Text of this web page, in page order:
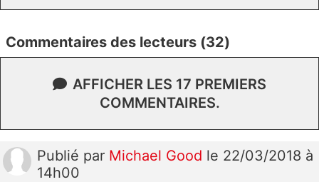
Commentaires des lecteurs (32)
AFFICHER LES 17 PREMIERS
COMMENTAIRES.
Publié par Michael Good le 22/03/2018 à
14h00